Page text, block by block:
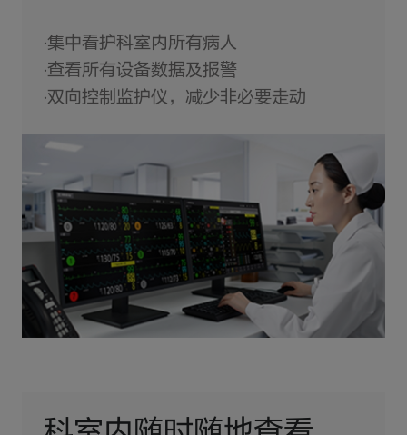
·集中看护科室内所有病人
·查看所有设备数据及报警
·双向控制监护仪，减少非必要走动